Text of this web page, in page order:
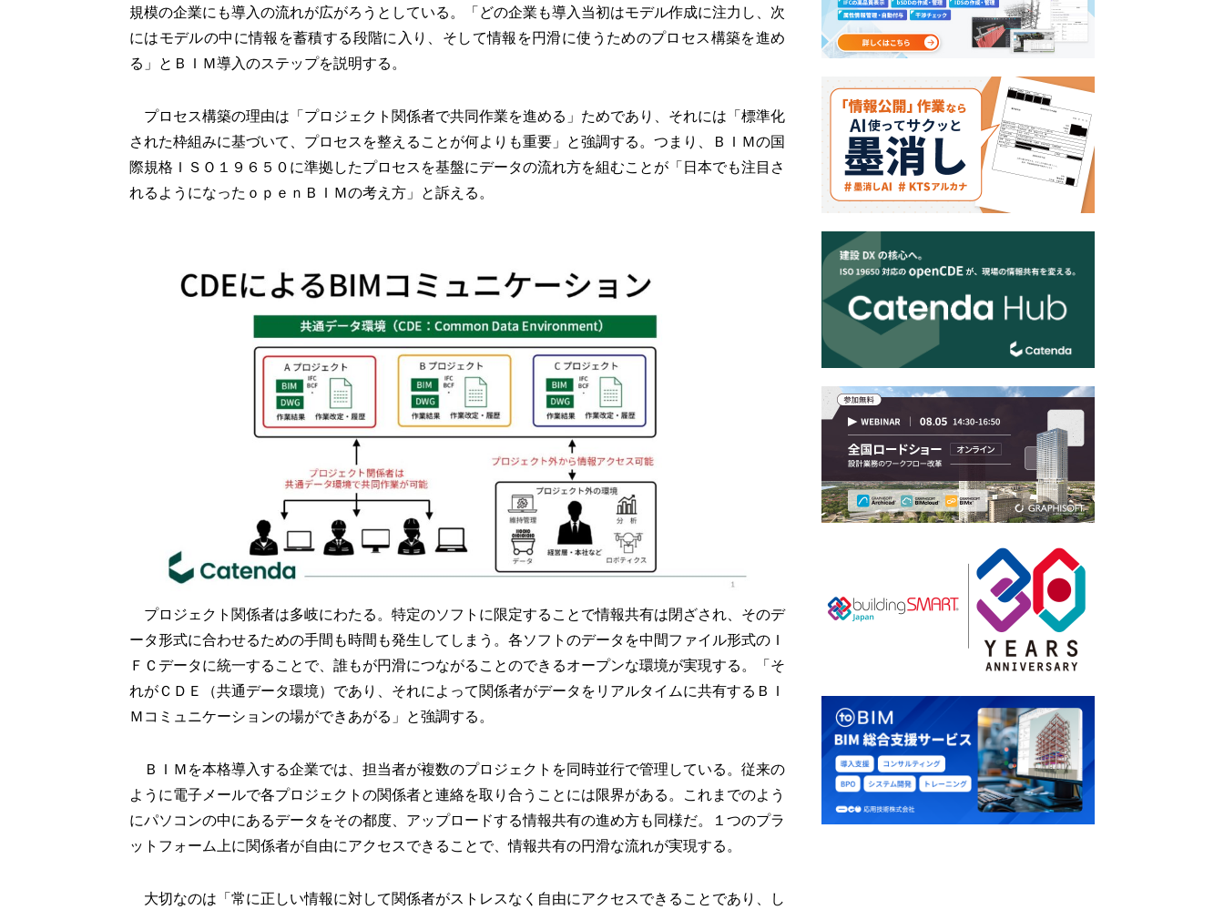
規模の企業にも導入の流れが広がろうとしている。「どの企業も導入当初はモデル作成に注力し、次
にはモデルの中に情報を蓄積する段階に入り、そして情報を円滑に使うためのプロセス構築を進め
る」とＢＩＭ導入のステップを説明する。
プロセス構築の理由は「プロジェクト関係者で共同作業を進める」ためであり、それには「標準化
された枠組みに基づいて、プロセスを整えることが何よりも重要」と強調する。つまり、ＢＩＭの国
際規格ＩＳＯ１９６５０に準拠したプロセスを基盤にデータの流れ方を組むことが「日本でも注目さ
れるようになったｏｐｅｎＢＩＭの考え方」と訴える。
プロジェクト関係者は多岐にわたる。特定のソフトに限定することで情報共有は閉ざされ、そのデ
ータ形式に合わせるための手間も時間も発生してしまう。各ソフトのデータを中間ファイル形式のＩ
ＦＣデータに統一することで、誰もが円滑につながることのできるオープンな環境が実現する。「そ
れがＣＤＥ（共通データ環境）であり、それによって関係者がデータをリアルタイムに共有するＢＩ
Ｍコミュニケーションの場ができあがる」と強調する。
ＢＩＭを本格導入する企業では、担当者が複数のプロジェクトを同時並行で管理している。従来の
ように電子メールで各プロジェクトの関係者と連絡を取り合うことには限界がある。これまでのよう
にパソコンの中にあるデータをその都度、アップロードする情報共有の進め方も同様だ。１つのプラ
ットフォーム上に関係者が自由にアクセスできることで、情報共有の円滑な流れが実現する。
大切なのは「常に正しい情報に対して関係者がストレスなく自由にアクセスできることであり、し